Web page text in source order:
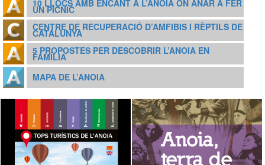
10 LLOCS AMB ENCANT A L’ANOIA ON ANAR A FER
UN PÍCNIC
CENTRE DE RECUPERACIÓ D’AMFIBIS I RÈPTILS DE
CATALUNYA
5 PROPOSTES PER DESCOBRIR L’ANOIA EN
FAMÍLIA
MAPA DE L’ANOIA